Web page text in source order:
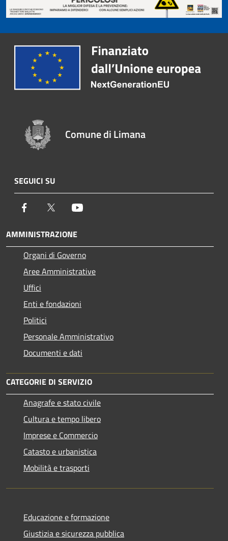
Comune di Limana
SEGUICI SU
Facebook Twitter
AMMINISTRAZIONE
Organi di Governo
Aree Amministrative
Uffici
Enti e fondazioni
Politici
Personale Amministrativo
Documenti e dati
CATEGORIE DI SERVIZIO
Anagrafe e stato civile
Cultura e tempo libero
Imprese e Commercio
Catasto e urbanistica
Mobilità e trasporti
Educazione e formazione
Giustizia e sicurezza pubblica